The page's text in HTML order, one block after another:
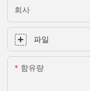
회사
파일
함유량